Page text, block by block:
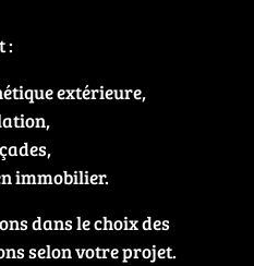
:
extérieure,
immobilier.
dans le choix des
selon votre projet.